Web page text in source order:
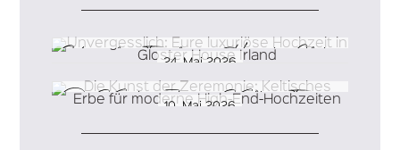
Unvergesslich: Eure luxuriöse Hochzeit in Gloster
House Irland
24. Mai 2026
Die Kunst der Zeremonie: Keltisches Erbe für
moderne High-End-Hochzeiten
10. Mai 2026